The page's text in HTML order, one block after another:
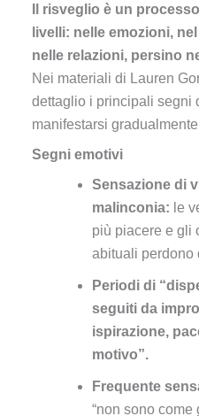
Il risveglio è un
livelli: nelle emozioni,
nelle relazioni, persino
Nei materiali di Lauren
dettaglio i principali segni
manifestarsi
Segni emotivi
Sensazione di
malinconia: le
più piacere e gli
abituali perdono
Periodi di
seguiti da
ispirazione,
motivo”.
Frequente
“non sono come